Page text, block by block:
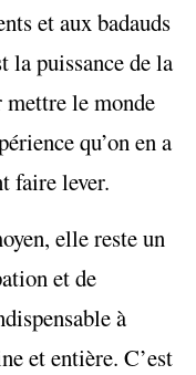
et aux badauds
la puissance de la
le monde
qu’on en a
faire lever.
elle reste un
et de
à
et entière. C’est